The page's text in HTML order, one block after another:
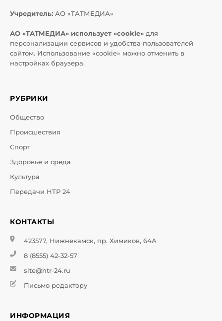
Учредитель: АО «ТАТМЕДИА»
АО «ТАТМЕДИА» использует «cookie» для
персонализации сервисов и удобства пользователей
сайтом. Использование «cookie» можно отменить в
настройках браузера.
РУБРИКИ
Общество
Происшествия
Спорт
Здоровье и среда
Культура
Передачи НТР 24
КОНТАКТЫ
423577, Нижнекамск, пр. Химиков, 64А
8 (8555) 42-32-57
site@ntr-24.ru
Письмо редактору
ИНФОРМАЦИЯ